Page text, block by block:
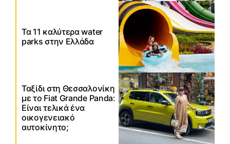
Τα 11 καλύτερα water
parks στην Ελλάδα
Ταξίδι στη Θεσσαλονίκη
με το Fiat Grande Panda:
Είναι τελικά ένα
οικογενειακό
αυτοκίνητο;